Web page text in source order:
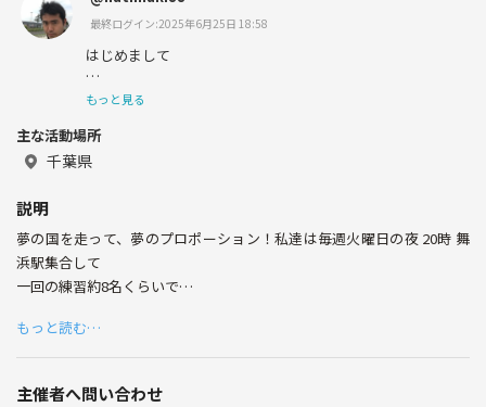
最終ログイン:2025年6月25日 18:58
はじめまして
私は千葉でランニングサークルを3つ立ち上げています。
火曜日の夜は舞浜
走っています。
一緒に走れる仲間を探しています
もっと見る
主な活動場所
千葉県
説明
夢の国を走って、夢のプロポーション！私達は毎週火曜日の夜 20時 舞
浜駅集合して
一回の練習約8名くらいで
夢の国の花火を見ながら、東京の夜景を一望しながら楽しく走り続け
て、知らぬ間に夢のプロポーションを手に入れているサークルです！
もっと読む…
主催者へ問い合わせ